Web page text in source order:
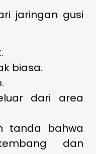
jaringan gusi
biasa.
dari area
tanda bahwa
dan